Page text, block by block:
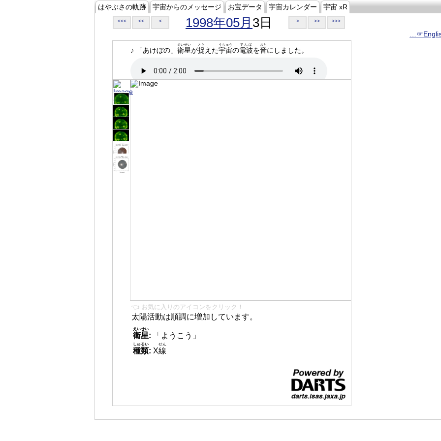
はやぶさの軌跡 宇宙からのメッセージ お宝データ 宇宙カレンダー 宇宙 xR
<<< << < 1998年05月 3日 > >> >>>
♪ 「あけぼの」 衛星
えいせい
が捉
とら
えた宇宙
うちゅう
の電波
でんぱ
を音
おと
にしました。
👈 お気に入りのアイコンをクリック！
太陽活動は順調に増加しています。
衛星
えいせい
:
「ようこう」
種類
しゅるい
: X線
せん